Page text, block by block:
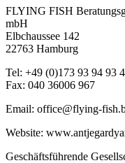
FLYING FISH
mbH
Elbchaussee 142
22763 Hamburg
Tel: +49 (0)173 93 94 93 4
Fax: 040 36006 967
Email: office@flying-
Website:
Geschäftsführende